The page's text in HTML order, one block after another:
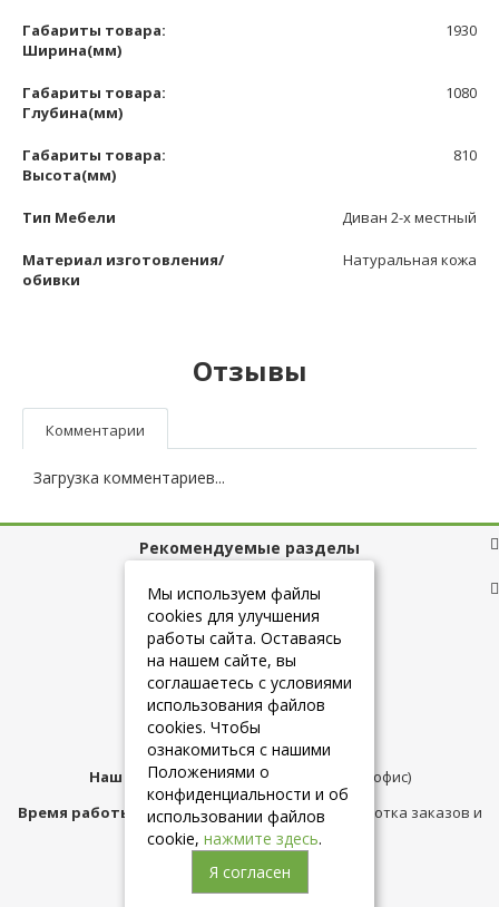
Габариты товара:
Ширина(мм)
1930
Габариты товара:
Глубина(мм)
1080
Габариты товара:
Высота(мм)
810
Тип Мебели Диван 2-х местный
Материал изготовления/
обивки
Натуральная кожа
Отзывы
Комментарии
Загрузка комментариев...
Рекомендуемые разделы
Полезные ссылки
+7 (925) 084-10-60
Наш адрес:Москва,ул.Плещеева д.12 (офис)
Время работы магазина:с 10:00 до 21:00 (обработка заказов и
консультация)
Мы используем файлы
cookies для улучшения
работы сайта. Оставаясь
на нашем сайте, вы
соглашаетесь с условиями
использования файлов
cookies. Чтобы
ознакомиться с нашими
Положениями о
конфиденциальности и об
использовании файлов
cookie, нажмите здесь.
Я согласен